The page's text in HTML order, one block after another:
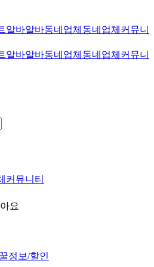
알바알바동네업체 동네업체 커뮤니
알바알바동네업체 동네업체 커뮤니
커뮤니티
요
꿀정보/할인